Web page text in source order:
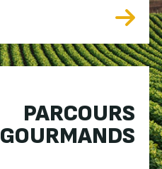
PARCOURS
GOURMANDS